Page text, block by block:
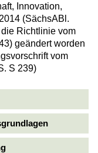
Innovation,
(SächsABl.
Richtlinie vom
geändert worden
vom
S 239)